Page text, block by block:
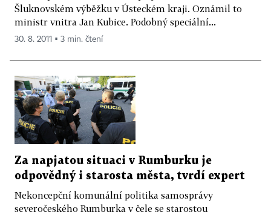
Šluknovském výběžku v Ústeckém kraji. Oznámil to
ministr vnitra Jan Kubice. Podobný speciální...
30. 8. 2011 ▪ 3 min. čtení
Za napjatou situaci v Rumburku je
odpovědný i starosta města, tvrdí expert
Nekoncepční komunální politika samosprávy
severočeského Rumburka v čele se starostou